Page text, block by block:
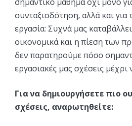
συνταξιοδότηση, αλλά και για
εργασία: Συχνά μας
οικονομικά και η πίεση των
δεν παρατηρούμε πόσο
εργασιακές μας σχέσεις μέχρι
Για να δημιουργήσετε πιο
σχέσεις, αναρωτηθείτε: